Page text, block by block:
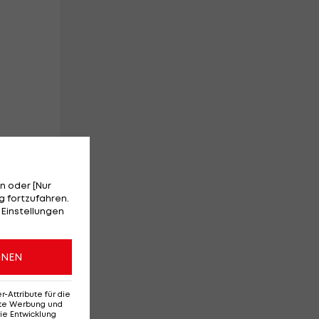
oder [Nur
fortzufahren.
Attribute für die
Werbung und
Entwicklung